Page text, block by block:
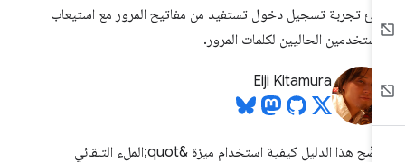
تجربة تسجيل دخول تستفيد من مفاتيح المرور مع استيعاب
الحاليين لكلمات المرور.
Eiji Kitamura
يوضّح هذا الدليل كيفية استخدام ميزة &quot;الملء التلقائي